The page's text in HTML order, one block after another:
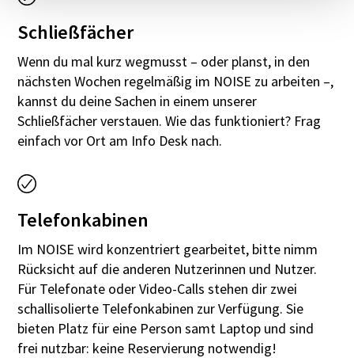
Schließfächer
Wenn du mal kurz wegmusst – oder planst, in den
nächsten Wochen regelmäßig im NOISE zu arbeiten –,
kannst du deine Sachen in einem unserer
Schließfächer verstauen. Wie das funktioniert? Frag
einfach vor Ort am Info Desk nach.
Telefonkabinen
Im NOISE wird konzentriert gearbeitet, bitte nimm
Rücksicht auf die anderen Nutzerinnen und Nutzer.
Für Telefonate oder Video-Calls stehen dir zwei
schallisolierte Telefonkabinen zur Verfügung. Sie
bieten Platz für eine Person samt Laptop und sind
frei nutzbar: keine Reservierung notwendig!